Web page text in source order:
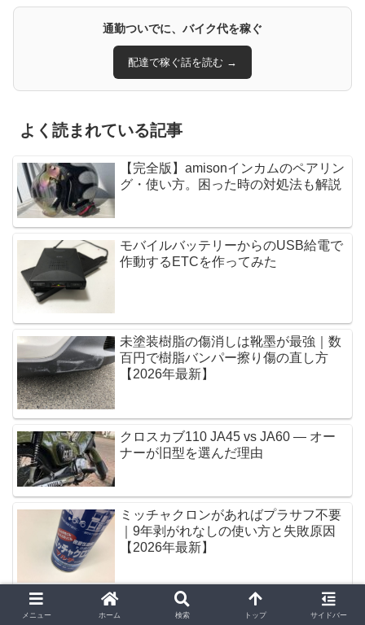
通勤ついでに、バイク代を稼ぐ
配達で稼ぐ話を読む →
よく読まれている記事
【完全版】amisonインカムのペアリン
グ・使い方。困った時の対処法も解説
モバイルバッテリーからのUSB給電で
作動するETCを作ってみた
未塗装樹脂の傷消しは靴墨が最強｜数
百円で樹脂バンパー擦り傷の直し方
【2026年最新】
クロスカブ110 JA45 vs JA60 — オー
ナーが旧型を選んだ理由
ミッチャクロンがあればプラサフ不要
｜9年剥がれなしの使い方と失敗原因
【2026年最新】
メニュー ホーム 検索 トップ サイドバー